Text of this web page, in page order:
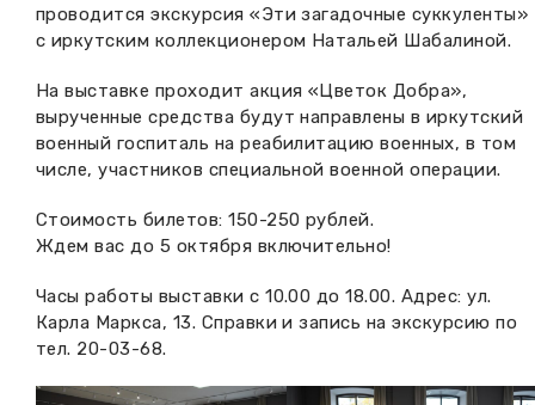
проводится экскурсия «Эти загадочные суккуленты»
с иркутским коллекционером Натальей Шабалиной.
На выставке проходит акция «Цветок Добра»,
вырученные средства будут направлены в иркутский
военный госпиталь на реабилитацию военных, в том
числе, участников специальной военной операции.
Стоимость билетов: 150-250 рублей.
Ждем вас до 5 октября включительно!
Часы работы выставки с 10.00 до 18.00. Адрес: ул.
Карла Маркса, 13. Справки и запись на экскурсию по
тел. 20-03-68.